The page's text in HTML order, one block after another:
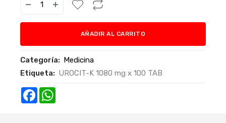
AÑADIR AL CARRITO
Categoría: Medicina
Etiqueta: UROCIT-K 1080 mg x 100 TAB
Facebook